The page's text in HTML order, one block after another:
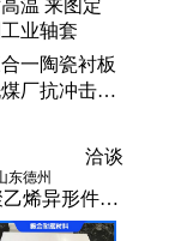
硅研磨管、
瓷衬板、硅
一陶瓷衬板
厂抗冲击瓷
来图定制工
套
洽谈
东德州
烯异形件、
防滑路基垫